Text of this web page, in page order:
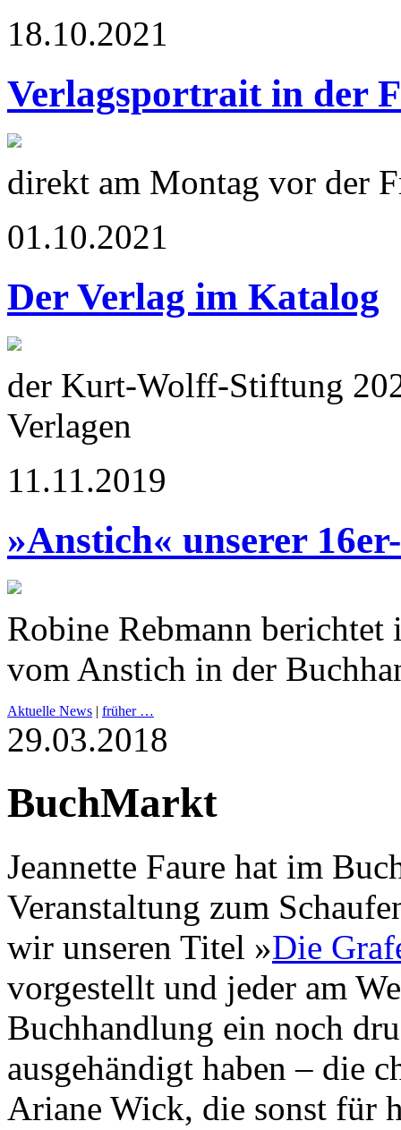
18.10.2021
Verlagsportrait in der
direkt am Montag vor der
01.10.2021
Der Verlag im Katalog
der Kurt-Wolff-Stiftung
Verlagen
11.11.2019
»Anstich« unserer
Robine Rebmann
vom Anstich in der
Aktuelle News | früher …
29.03.2018
BuchMarkt
Jeannette Faure hat im
Veranstaltung zum
wir unseren Titel »Die
vorgestellt und jeder am
Buchhandlung ein noch
ausgehändigt haben – die
Ariane Wick, die sonst für